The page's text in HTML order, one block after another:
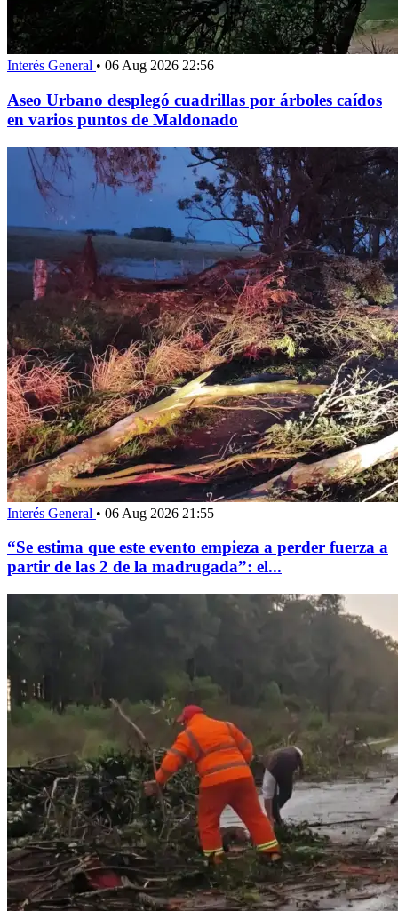
Interés General • 06 Aug 2026 22:56
Aseo Urbano desplegó cuadrillas por árboles caídos
en varios puntos de Maldonado
Interés General • 06 Aug 2026 21:55
“Se estima que este evento empieza a perder fuerza a
partir de las 2 de la madrugada”: el...